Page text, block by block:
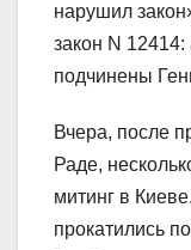
нарушил
закон N
подчинены
Вчера, после
Раде,
митинг в
прокатились